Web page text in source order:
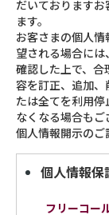
だいております
ます。
お客さまの個人
望される場合に
確認した上で、合
容を訂正、追加、
たは全てを利用
なくなる場合もご
個人情報開示のご
個人情報
フリーコー